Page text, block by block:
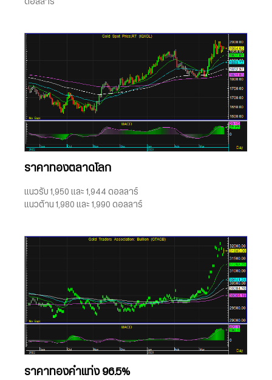
ราคาทองตลาดโลก
แนวรับ 1,950 และ 1,944 ดอลลาร์
แนวต้าน 1,980 และ 1,990 ดอลลาร์
ราคาทองคำแท่ง 96.5%